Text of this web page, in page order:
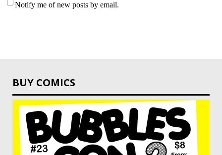
Notify me of new posts by email.
BUY COMICS